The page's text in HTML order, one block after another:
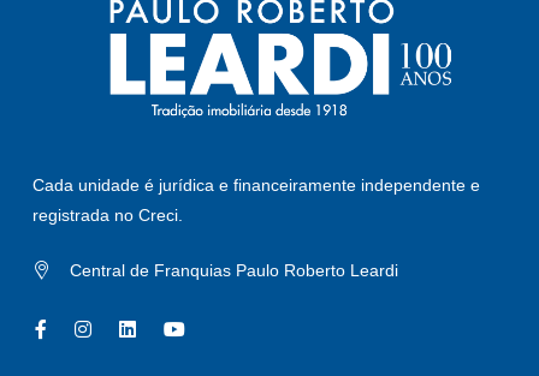
Cada unidade é jurídica e financeiramente independente e
registrada no Creci.
Central de Franquias Paulo Roberto Leardi